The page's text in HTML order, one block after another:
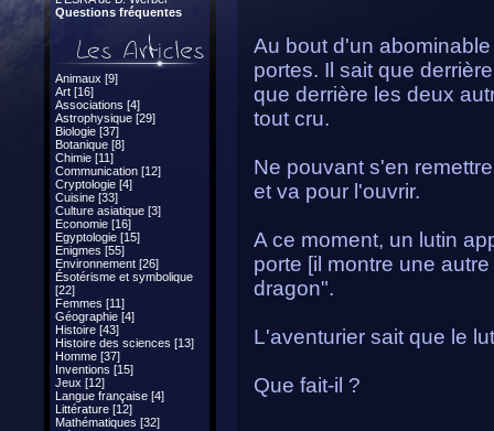
Questions fréquentes
Animaux [9]
Art [16]
Associations [4]
Astrophysique [29]
Biologie [37]
Botanique [8]
Chimie [11]
Communication [12]
Cryptologie [4]
Cuisine [33]
Culture asiatique [3]
Economie [16]
Egyptologie [15]
Enigmes [55]
Environnement [26]
Ésotérisme et symbolique
[22]
Femmes [11]
Géographie [4]
Histoire [43]
Histoire des sciences [13]
Homme [37]
Inventions [15]
Jeux [12]
Langue française [4]
Littérature [12]
Mathématiques [32]
Au bout d'un
portes. Il sait que
que derrière les deux
tout cru.
Ne pouvant s'en
et va pour l'ouvrir.
A ce moment, un lutin
porte [il montre une
dragon".
L'aventurier sait que le
Que fait-il ?